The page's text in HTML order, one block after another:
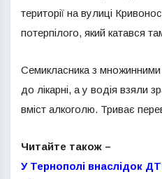
території на вулиці
потерпілого, який катався
Семикласника з множинними
до лікарні, а у водія взяли
вміст алкоголю. Триває
Читайте також –
У Тернополі внаслідок